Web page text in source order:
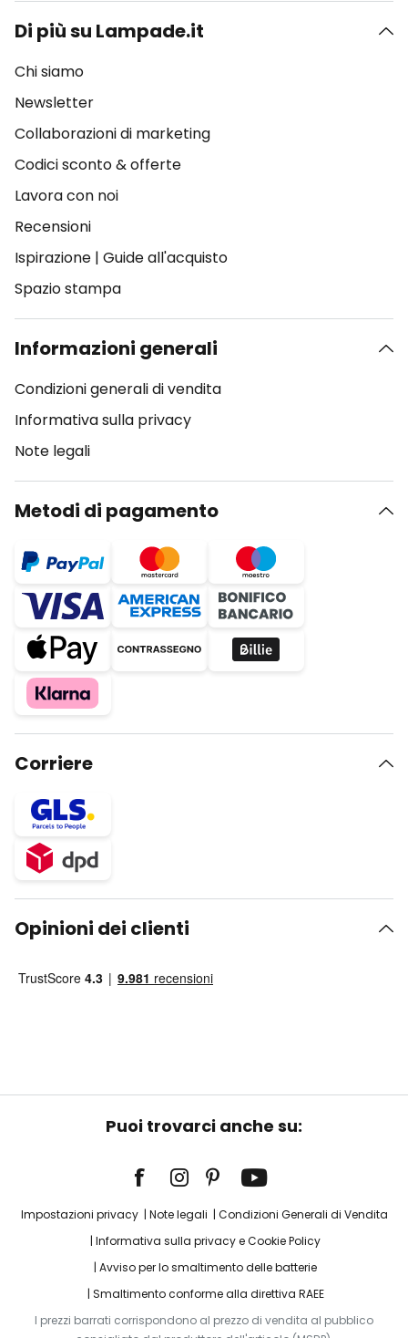
Di più su Lampade.it
Chi siamo
Newsletter
Collaborazioni di marketing
Codici sconto & offerte
Lavora con noi
Recensioni
Ispirazione | Guide all'acquisto
Spazio stampa
Informazioni generali
Condizioni generali di vendita
Informativa sulla privacy
Note legali
Metodi di pagamento
Corriere
Opinioni dei clienti
Puoi trovarci anche su:
Impostazioni privacy Note legali
Condizioni Generali di Vendita
Informativa sulla privacy e Cookie Policy
Avviso per lo smaltimento delle batterie
Smaltimento conforme alla direttiva RAEE
I prezzi barrati corrispondono al prezzo di vendita al pubblico